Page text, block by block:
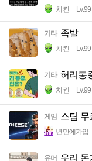
치킨 Lv.99
기타 족발
치킨 Lv.99
기타 허리통
치킨 Lv.99
게임 스팀 무
년만에가입
유머 우리 돈